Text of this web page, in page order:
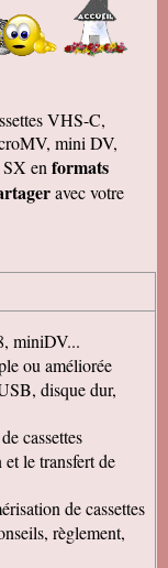
VHS-C,
mini DV,
en formats
avec votre
miniDV...
ou améliorée
disque dur,
cassettes
le transfert de
de cassettes
règlement,